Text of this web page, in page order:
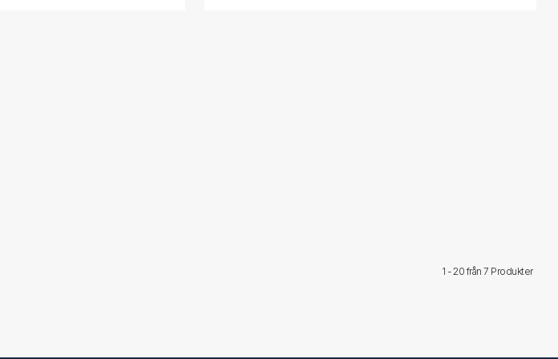
1 - 20 från7 Produkter